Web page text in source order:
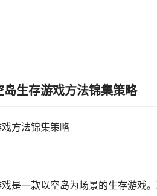
生存游戏方法锦集策略
方法锦集策略
是一款以空岛为场景的生存游戏